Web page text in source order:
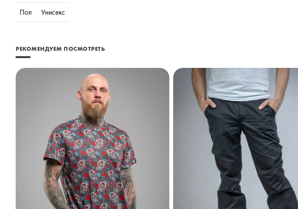
Пол Унисекс
РЕКОМЕНДУЕМ ПОСМОТРЕТЬ